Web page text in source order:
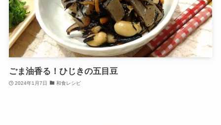
ごま油香る！ひじきの五目豆
2024年1月7日 和食レシピ